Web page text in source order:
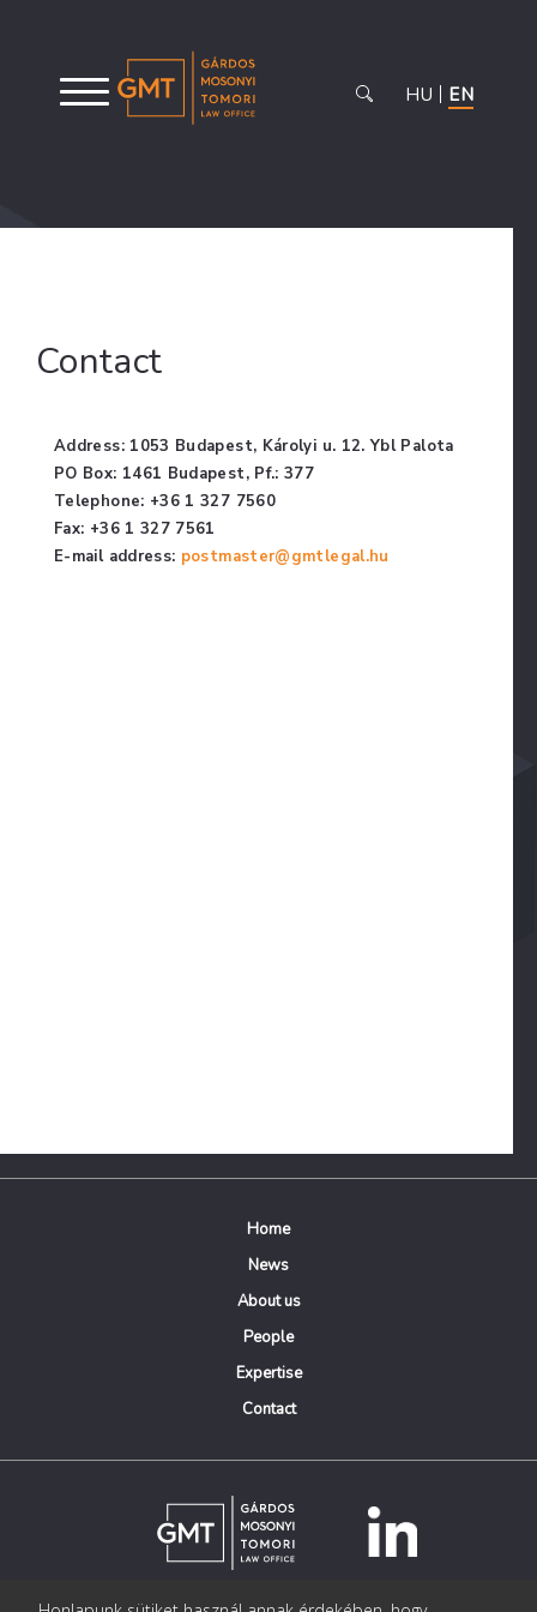
HU EN
Contact
Address: 1053 Budapest, Károlyi u. 12. Ybl Palota
PO Box: 1461 Budapest, Pf.: 377
Telephone: +36 1 327 7560
Fax: +36 1 327 7561
E-mail address: postmaster@gmtlegal.hu
Home
News
About us
People
Expertise
Contact